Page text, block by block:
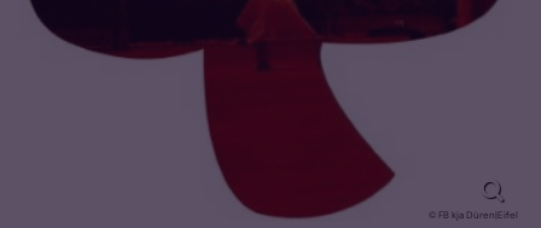
© FB kja Düren|Eifel